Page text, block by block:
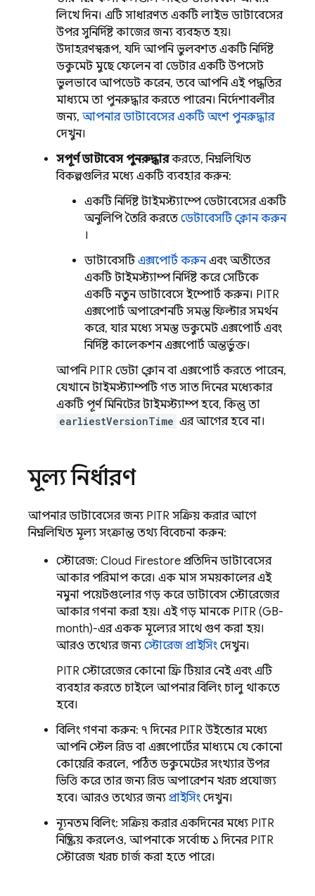
লিখে দিন। এটি সাধারণত একটি লাইভ ডাটাবেসের
উপর সুনির্দিষ্ট কাজের জন্য ব্যবহৃত হয়।
উদাহরণস্বরূপ, যদি আপনি ভুলবশত একটি নির্দিষ্ট
ডকুমেন্ট মুছে ফেলেন বা ডেটার একটি উপসেট
ভুলভাবে আপডেট করেন, তবে আপনি এই পদ্ধতির
মাধ্যমে তা পুনরুদ্ধার করতে পারেন। নির্দেশাবলীর
জন্য, আপনার ডাটাবেসের একটি অংশ পুনরুদ্ধার
দেখুন।
সম্পূর্ণ ডাটাবেস পুনরুদ্ধারকরতে, নিম্নলিখিত
বিকল্পগুলির মধ্যে একটি ব্যবহার করুন:
একটি নির্দিষ্ট টাইমস্ট্যাম্পে ডেটাবেসের একটি
অনুলিপি তৈরি করতে ডেটাবেসটি ক্লোন করুন
।
ডাটাবেসটিএক্সপোর্ট করুনএবং অতীতের
একটি টাইমস্ট্যাম্প নির্দিষ্ট করে সেটিকে
একটি নতুন ডাটাবেসে ইম্পোর্ট করুন। PITR
এক্সপোর্ট অপারেশনটি সমস্ত ফিল্টার সমর্থন
করে, যার মধ্যে সমস্ত ডকুমেন্ট এক্সপোর্ট এবং
নির্দিষ্ট কালেকশন এক্সপোর্ট অন্তর্ভুক্ত।
আপনি PITR ডেটা ক্লোন বা এক্সপোর্ট করতে পারেন,
যেখানে টাইমস্ট্যাম্পটি গত সাত দিনের মধ্যেকার
একটি পূর্ণ মিনিটের টাইমস্ট্যাম্প হবে, কিন্তু তা
earliestVersionTime এর আগের হবে না।
মূল্য নির্ধারণ
আপনার ডাটাবেসের জন্য PITR সক্রিয় করার আগে
নিম্নলিখিত মূল্য সংক্রান্ত তথ্য বিবেচনা করুন:
স্টোরেজ: Cloud Firestore প্রতিদিন ডাটাবেসের
আকার পরিমাপ করে। এক মাস সময়কালের এই
নমুনা পয়েন্টগুলোর গড় করে ডাটাবেস স্টোরেজের
আকার গণনা করা হয়। এই গড় মানকে PITR (GB-
month)-এর একক মূল্যের সাথে গুণ করা হয়।
আরও তথ্যের জন্য স্টোরেজ প্রাইসিং দেখুন।
PITR স্টোরেজের কোনো ফ্রি টিয়ার নেই এবং এটি
ব্যবহার করতে চাইলে আপনার বিলিং চালু থাকতে
হবে।
বিলিং গণনা করুন: ৭ দিনের PITR উইন্ডোর মধ্যে
আপনি স্টেল রিড বা এক্সপোর্টের মাধ্যমে যে কোনো
কোয়েরি করলে, পঠিত ডকুমেন্টের সংখ্যার উপর
ভিত্তি করে তার জন্য রিড অপারেশন খরচ প্রযোজ্য
হবে। আরও তথ্যের জন্য প্রাইসিং দেখুন।
ন্যূনতম বিলিং: সক্রিয় করার একদিনের মধ্যে PITR
নিষ্ক্রিয় করলেও, আপনাকে সর্বোচ্চ ১ দিনের PITR
স্টোরেজ খরচ চার্জ করা হতে পারে।